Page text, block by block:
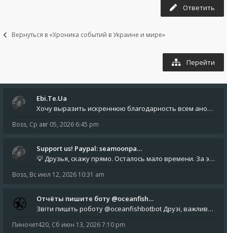
Ответить
Вернуться в «Хроника событий в Украине и мире»
Перейти
Ebi.Te.Ua
Хочу выразить искреннюю благодарность всем анонимным пользователям, которые поддержали наше сообщество финансово. Благод
Boss, Ср авг 05, 2026 6:45 pm
Support us! Paypal: seamoonpa…
💡 Друзья, скажу прямо. Осталось мало времени. За это время нам нужно закрыть последние обязательные расходы: около 500
Boss, Вс июл 12, 2026 10:31 am
Отчёты пишите боту @oceanfish…
Звіти пишіть роботу @oceanfishbotbot Друзі, важливе повідомлення для учасників форума. Основне звернення опублікован
Пиночет420, Сб июн 13, 2026 7:10 pm